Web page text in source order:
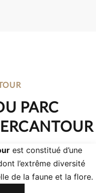
PARC
est constitué d’une
l’extrême diversité
de la faune et la flore.